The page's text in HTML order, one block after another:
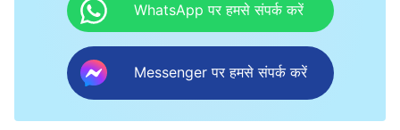
WhatsApp पर हमसे संपर्क करें
Messenger पर हमसे संपर्क करें